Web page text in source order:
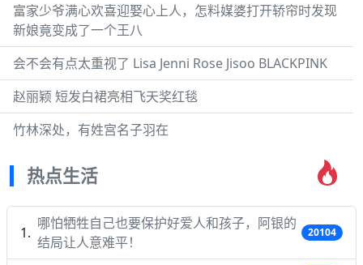
富家少爷满心欢喜迎娶心上人，怎料媒婆打开轿帘时发现
新娘竟变成了一个王八
会不会有点太重视了 Lisa Jenni Rose Jisoo BLACKPINK
赵丽颖 短发白裙亮相飞天奖红毯
竹林深处，有姓宫名子羽在
热点生活
哪怕牺牲自己也要保护好爱人和孩子，阿银的
结局让人意难平！
20104